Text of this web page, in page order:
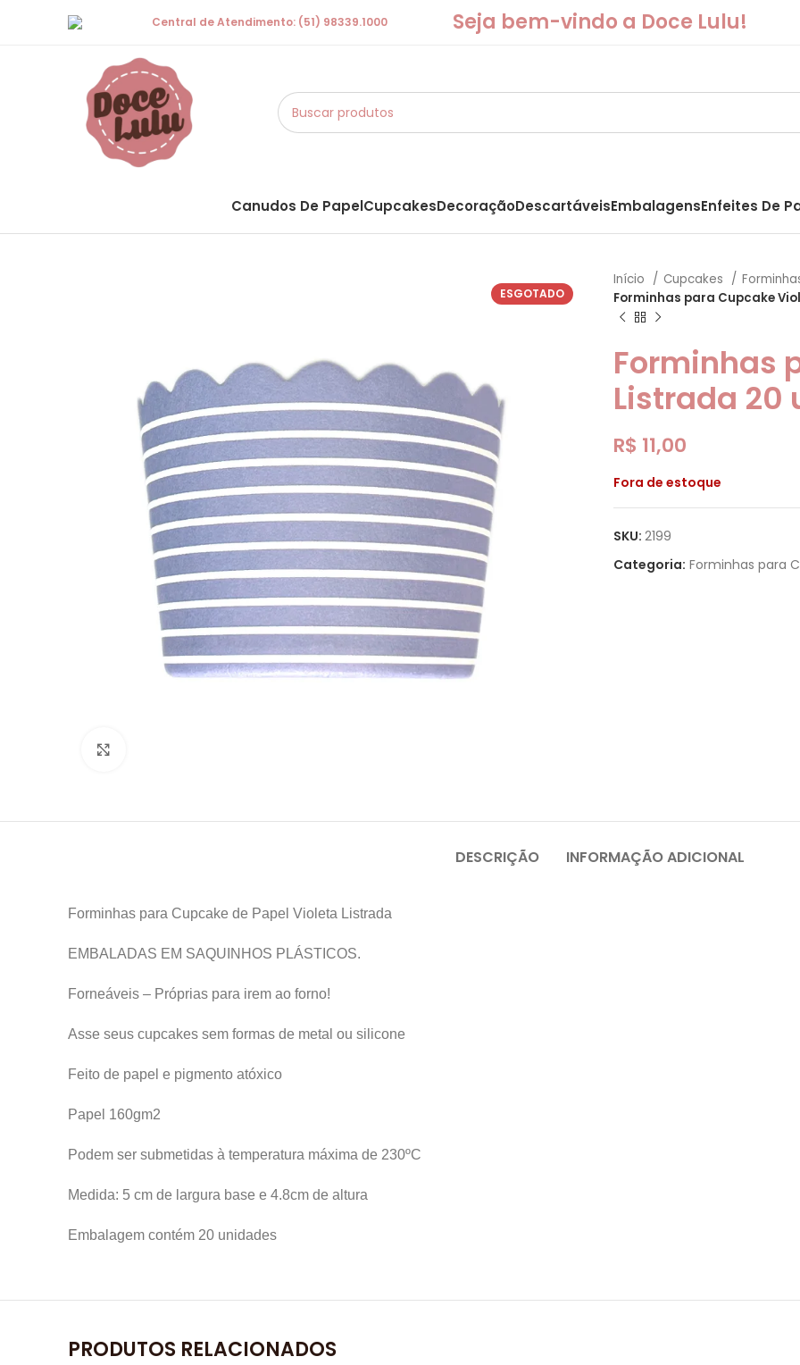
Central de Atendimento: (51) 98339.1000 Seja bem-vindo a Doce Lulu!
Canudos De PapelCupcakesDecoraçãoDescartáveisEmbalagensEnfeites De
ESGOTADO
Início Cupcakes
Forminhas para Cupcake
Forminhas
Listrada 20
R$ 11,00
Fora de estoque
SKU: 2199
Categoria: Forminhas para
DESCRIÇÃO INFORMAÇÃO ADICIONAL
Forminhas para Cupcake de Papel Violeta Listrada
EMBALADAS EM SAQUINHOS PLÁSTICOS.
Forneáveis – Próprias para irem ao forno!
Asse seus cupcakes sem formas de metal ou silicone
Feito de papel e pigmento atóxico
Papel 160gm2
Podem ser submetidas à temperatura máxima de 230ºC
Medida: 5 cm de largura base e 4.8cm de altura
Embalagem contém 20 unidades
PRODUTOS RELACIONADOS